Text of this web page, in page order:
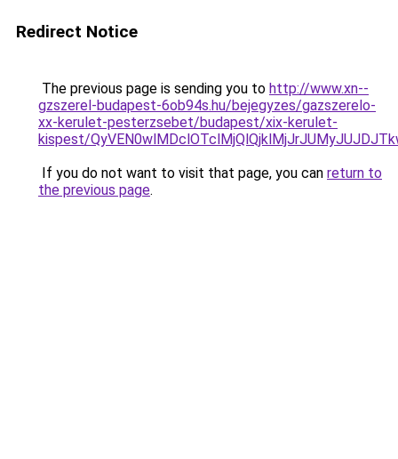
Redirect Notice
The previous page is sending you to http://www.xn--
gzszerel-budapest-6ob94s.hu/bejegyzes/gazszerelo-
xx-kerulet-pesterzsebet/budapest/xix-kerulet-
kispest/
If you do not want to visit that page, you can return to
the previous page.